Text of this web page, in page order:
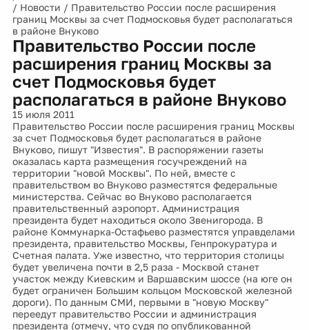
/ Новости / Правительство России после расширения
границ Москвы за счет Подмосковья будет располагаться
в районе Внуково
Правительство России после
расширения границ Москвы за
счет Подмосковья будет
располагаться в районе Внуково
15 июля 2011
Правительство России после расширения границ Москвы
за счет Подмосковья будет располагаться в районе
Внуково, пишут "Известия". В распоряжении газеты
оказалась карта размещения госучреждений на
территории "новой Москвы". По ней, вместе с
правительством во Внуково разместятся федеральные
министерства. Сейчас во Внуково располагается
правительственный аэропорт. Администрация
президента будет находиться около Звенигорода. В
районе Коммунарка-Остафьево разместятся управделами
президента, правительство Москвы, Генпрокуратура и
Счетная палата. Уже известно, что территория столицы
будет увеличена почти в 2,5 раза - Москвой станет
участок между Киевским и Варшавским шоссе (на юге он
будет ограничен Большим кольцом Московской железной
дороги). По данным СМИ, первыми в "новую Москву"
переедут правительство России и администрация
президента (отмечу, что судя по опубликованной